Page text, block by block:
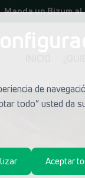
de
todo” usted da
Aceptar
Manda un Bizum